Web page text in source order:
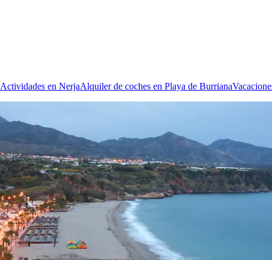
Actividades en NerjaAlquiler de coches en Playa de Burriana